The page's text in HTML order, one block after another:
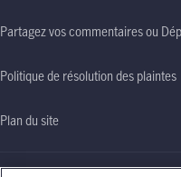
Partagez vos commentaires ou
Politique de résolution des plaintes
Plan du site